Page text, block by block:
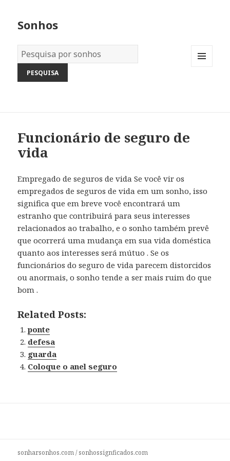
Sonhos
Dicionário
dos
Sonhos:
Funcionário de seguro de
vida
Empregado de seguros de vida Se você vir os
empregados de seguros de vida em um sonho, isso
significa que em breve você encontrará um
estranho que contribuirá para seus interesses
relacionados ao trabalho, e o sonho também prevê
que ocorrerá uma mudança em sua vida doméstica
quanto aos interesses será mútuo . Se os
funcionários do seguro de vida parecem distorcidos
ou anormais, o sonho tende a ser mais ruim do que
bom .
Related Posts:
ponte
defesa
guarda
Coloque o anel seguro
sonharsonhos.com/sonhossignficados.com